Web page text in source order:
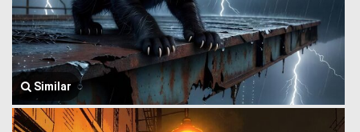
Similar